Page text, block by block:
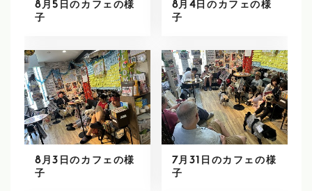
8月5日のカフェの様
子
8月4日のカフェの様
子
8月3日のカフェの様
子
7月31日のカフェの様
子